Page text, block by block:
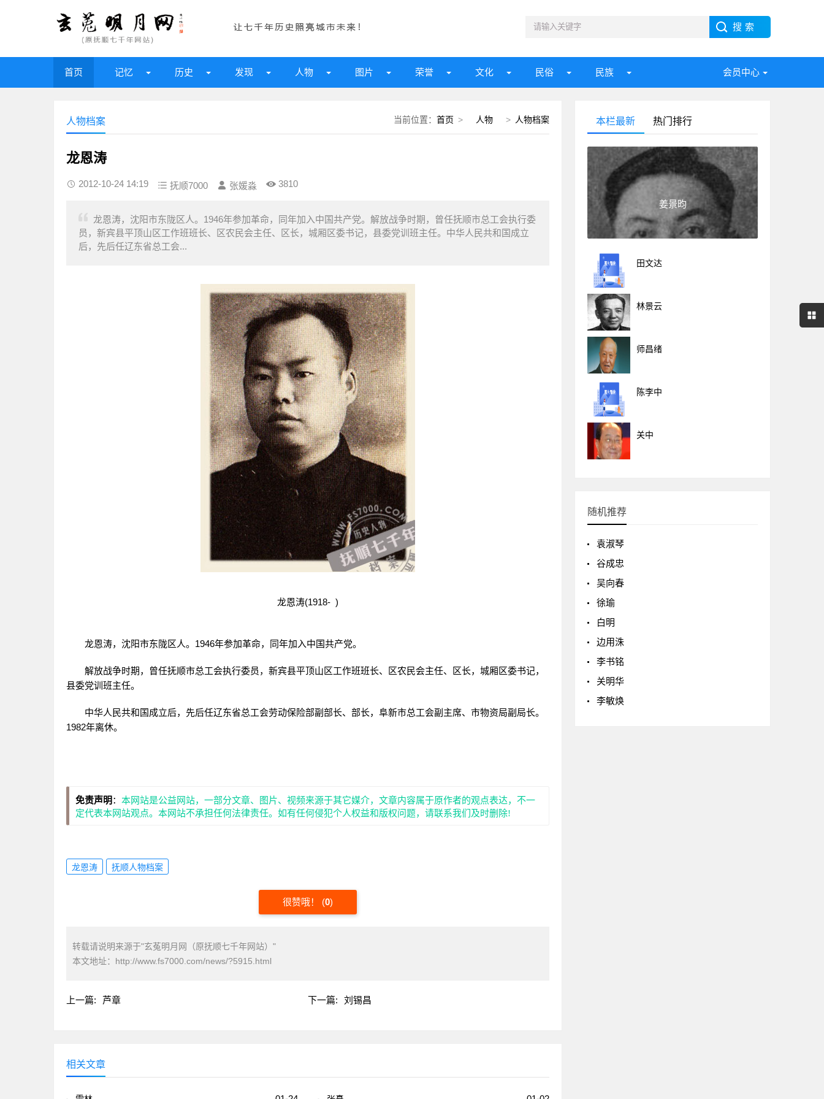
首页 记忆 历史 发现 人物 图片 荣誉 文化 民俗 民族 会员中心
当前位置： 首页 > 人物 > 人物档案
人物档案
龙恩涛
2012-10-24 14:19 抚顺7000 张媛淼 3810
龙恩涛，沈阳市东陇区人。1946年参加革命，同年加入中国共产党。解放战争时期，曾任抚顺市总工会执行委
员，新宾县平顶山区工作班班长、区农民会主任、区长，城厢区委书记，县委党训班主任。中华人民共和国成立
后，先后任辽东省总工会...
龙恩涛(1918- )
龙恩涛，沈阳市东陇区人。1946年参加革命，同年加入中国共产党。
解放战争时期，曾任抚顺市总工会执行委员，新宾县平顶山区工作班班长、区农民会主任、区长，城厢区委书记，
县委党训班主任。
中华人民共和国成立后，先后任辽东省总工会劳动保险部副部长、部长，阜新市总工会副主席、市物资局副局长。
1982年离休。
免责声明 ： 本网站是公益网站，一部分文章、图片、视频来源于其它媒介，文章内容属于原作者的观点表达，不一
定代表本网站观点。本网站不承担任何法律责任。如有任何侵犯个人权益和版权问题，请联系我们及时删除!
龙恩涛 抚顺人物档案
很赞哦！ (0)
转载请说明来源于"玄菟明月网（原抚顺七千年网站）"
本文地址： http://www.fs7000.com/news/?5915.html
上一篇: 芦章 下一篇: 刘锡昌
相关文章
本栏最新 热门排行
姜景昀
田文达
林景云
师昌绪
陈李中
关中
随机推荐
袁淑琴
谷成忠
吴向春
徐瑜
白明
边用洙
李书铭
关明华
李敏焕